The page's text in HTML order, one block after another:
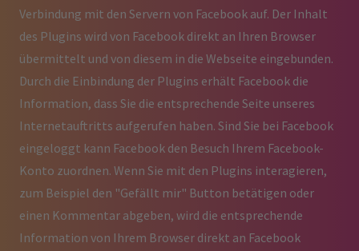
Verbindung mit den Servern von Facebook auf. Der Inhalt
des Plugins wird von Facebook direkt an Ihren Browser
übermittelt und von diesem in die Webseite eingebunden.
Durch die Einbindung der Plugins erhält Facebook die
Information, dass Sie die entsprechende Seite unseres
Internetauftritts aufgerufen haben. Sind Sie bei Facebook
eingeloggt kann Facebook den Besuch Ihrem Facebook-
Konto zuordnen. Wenn Sie mit den Plugins interagieren,
zum Beispiel den "Gefällt mir" Button betätigen oder
einen Kommentar abgeben, wird die entsprechende
Information von Ihrem Browser direkt an Facebook